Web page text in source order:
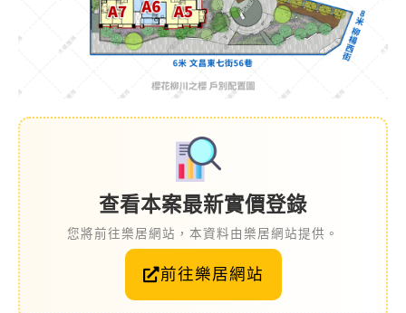
查看本案最新實價登錄
您將前往樂居網站，本資料由樂居網站提供。
前往樂居網站